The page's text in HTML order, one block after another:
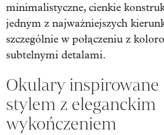
minimalistyczne, cienkie
jednym z najważniejszych
szczególnie w połączeniu z
subtelnymi detalami.
Okulary
stylem z eleganckim
wykończeniem